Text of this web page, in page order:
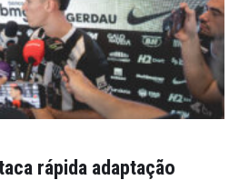
rápida adaptação